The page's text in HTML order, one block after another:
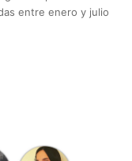
entre enero y julio